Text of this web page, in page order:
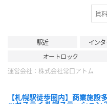
賃料
駅近 イン
オートロック
運営会社： 株式会社常口アトム
【札幌駅徒歩圏内】商業施設